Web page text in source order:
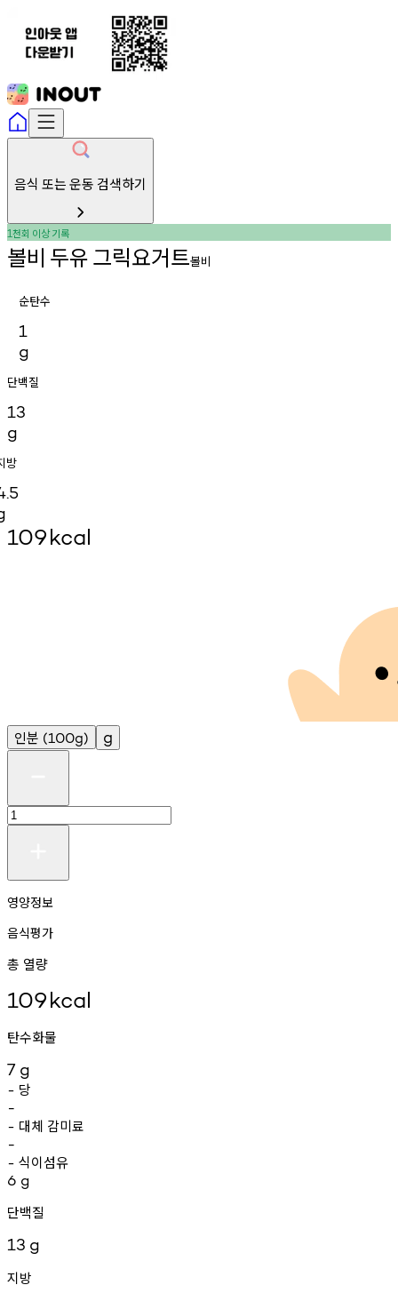
음식 또는 운동 검색하기
1천회 이상기록
볼비 두유그릭요거트볼비
순탄수
1
g
단백질
13
g
방
109kcal
인분 (100g) g
영양정보
음식평가
총 열량
109kcal
탄수화물
7 g
- 당
-
- 대체 감미료
-
- 식이섬유
6 g
단백질
13 g
지방